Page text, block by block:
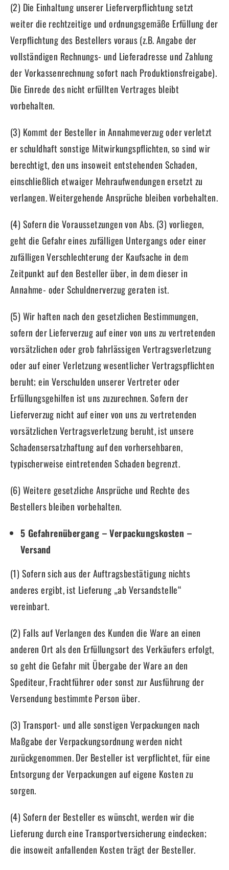
(2) Die Einhaltung unserer Lieferverpflichtung setzt
weiter die rechtzeitige und ordnungsgemäße Erfüllung der
Verpflichtung des Bestellers voraus (z.B. Angabe der
vollständigen Rechnungs- und Lieferadresse und Zahlung
der Vorkassenrechnung sofort nach Produktionsfreigabe).
Die Einrede des nicht erfüllten Vertrages bleibt
vorbehalten.
(3) Kommt der Besteller in Annahmeverzug oder verletzt
er schuldhaft sonstige Mitwirkungspflichten, so sind wir
berechtigt, den uns insoweit entstehenden Schaden,
einschließlich etwaiger Mehraufwendungen ersetzt zu
verlangen. Weitergehende Ansprüche bleiben vorbehalten.
(4) Sofern die Voraussetzungen von Abs. (3) vorliegen,
geht die Gefahr eines zufälligen Untergangs oder einer
zufälligen Verschlechterung der Kaufsache in dem
Zeitpunkt auf den Besteller über, in dem dieser in
Annahme- oder Schuldnerverzug geraten ist.
(5) Wir haften nach den gesetzlichen Bestimmungen,
sofern der Lieferverzug auf einer von uns zu vertretenden
vorsätzlichen oder grob fahrlässigen Vertragsverletzung
oder auf einer Verletzung wesentlicher Vertragspflichten
beruht; ein Verschulden unserer Vertreter oder
Erfüllungsgehilfen ist uns zuzurechnen. Sofern der
Lieferverzug nicht auf einer von uns zu vertretenden
vorsätzlichen Vertragsverletzung beruht, ist unsere
Schadensersatzhaftung auf den vorhersehbaren,
typischerweise eintretenden Schaden begrenzt.
(6) Weitere gesetzliche Ansprüche und Rechte des
Bestellers bleiben vorbehalten.
5 Gefahrenübergang – Verpackungskosten –
Versand
(1) Sofern sich aus der Auftragsbestätigung nichts
anderes ergibt, ist Lieferung „ab Versandstelle“
vereinbart.
(2) Falls auf Verlangen des Kunden die Ware an einen
anderen Ort als den Erfüllungsort des Verkäufers erfolgt,
so geht die Gefahr mit Übergabe der Ware an den
Spediteur, Frachtführer oder sonst zur Ausführung der
Versendung bestimmte Person über.
(3) Transport- und alle sonstigen Verpackungen nach
Maßgabe der Verpackungsordnung werden nicht
zurückgenommen. Der Besteller ist verpflichtet, für eine
Entsorgung der Verpackungen auf eigene Kosten zu
sorgen.
(4) Sofern der Besteller es wünscht, werden wir die
Lieferung durch eine Transportversicherung eindecken;
die insoweit anfallenden Kosten trägt der Besteller.